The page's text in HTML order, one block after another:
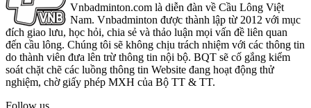
Vnbadminton.com là diễn đàn về Cầu Lông Việt
Nam. Vnbadminton được thành lập từ 2012 với mục
đích giao lưu, học hỏi, chia sẻ và thảo luận mọi vấn đề liên quan
đến cầu lông. Chúng tôi sẽ không chịu trách nhiệm với các thông tin
do thành viên đưa lên trừ thông tin nội bộ. BQT sẽ cố gắng kiểm
soát chặt chẽ các luồng thông tin Website đang hoạt động thử
nghiệm, chờ giấy phép MXH của Bộ TT & TT.
Follow us